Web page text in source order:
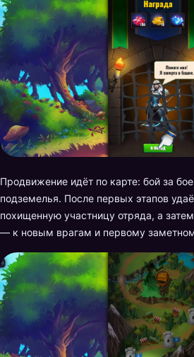
Продвижение идёт по карте: бой за
подземелья. После первых этапов
похищенную участницу отряда, а
— к новым врагам и первому